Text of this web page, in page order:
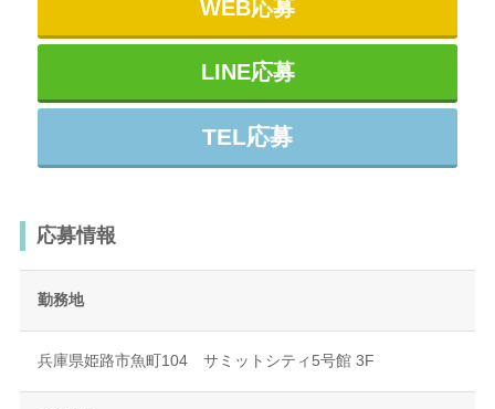
WEB応募
LINE応募
TEL応募
応募情報
勤務地
兵庫県姫路市魚町104 サミットシティ5号館 3F